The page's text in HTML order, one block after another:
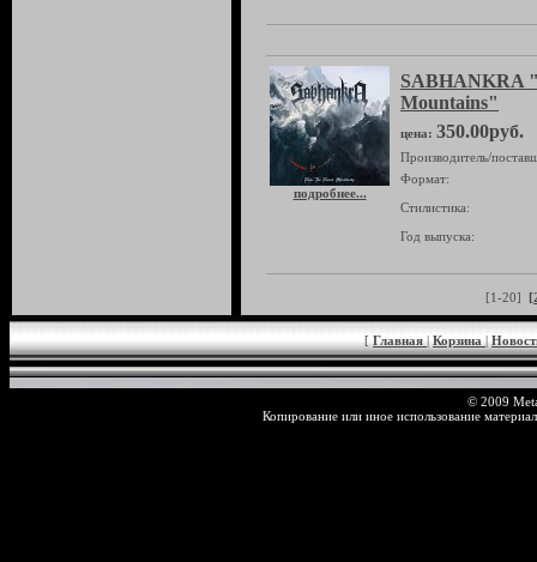
подробнее...
SABHANKRA
Mountains"
цена: 350.00руб.
Производитель/
Формат:
Стилистика:
Год выпуска:
[1-20]
[ Главная | Корзина |
© 2009
Копирование или иное использование